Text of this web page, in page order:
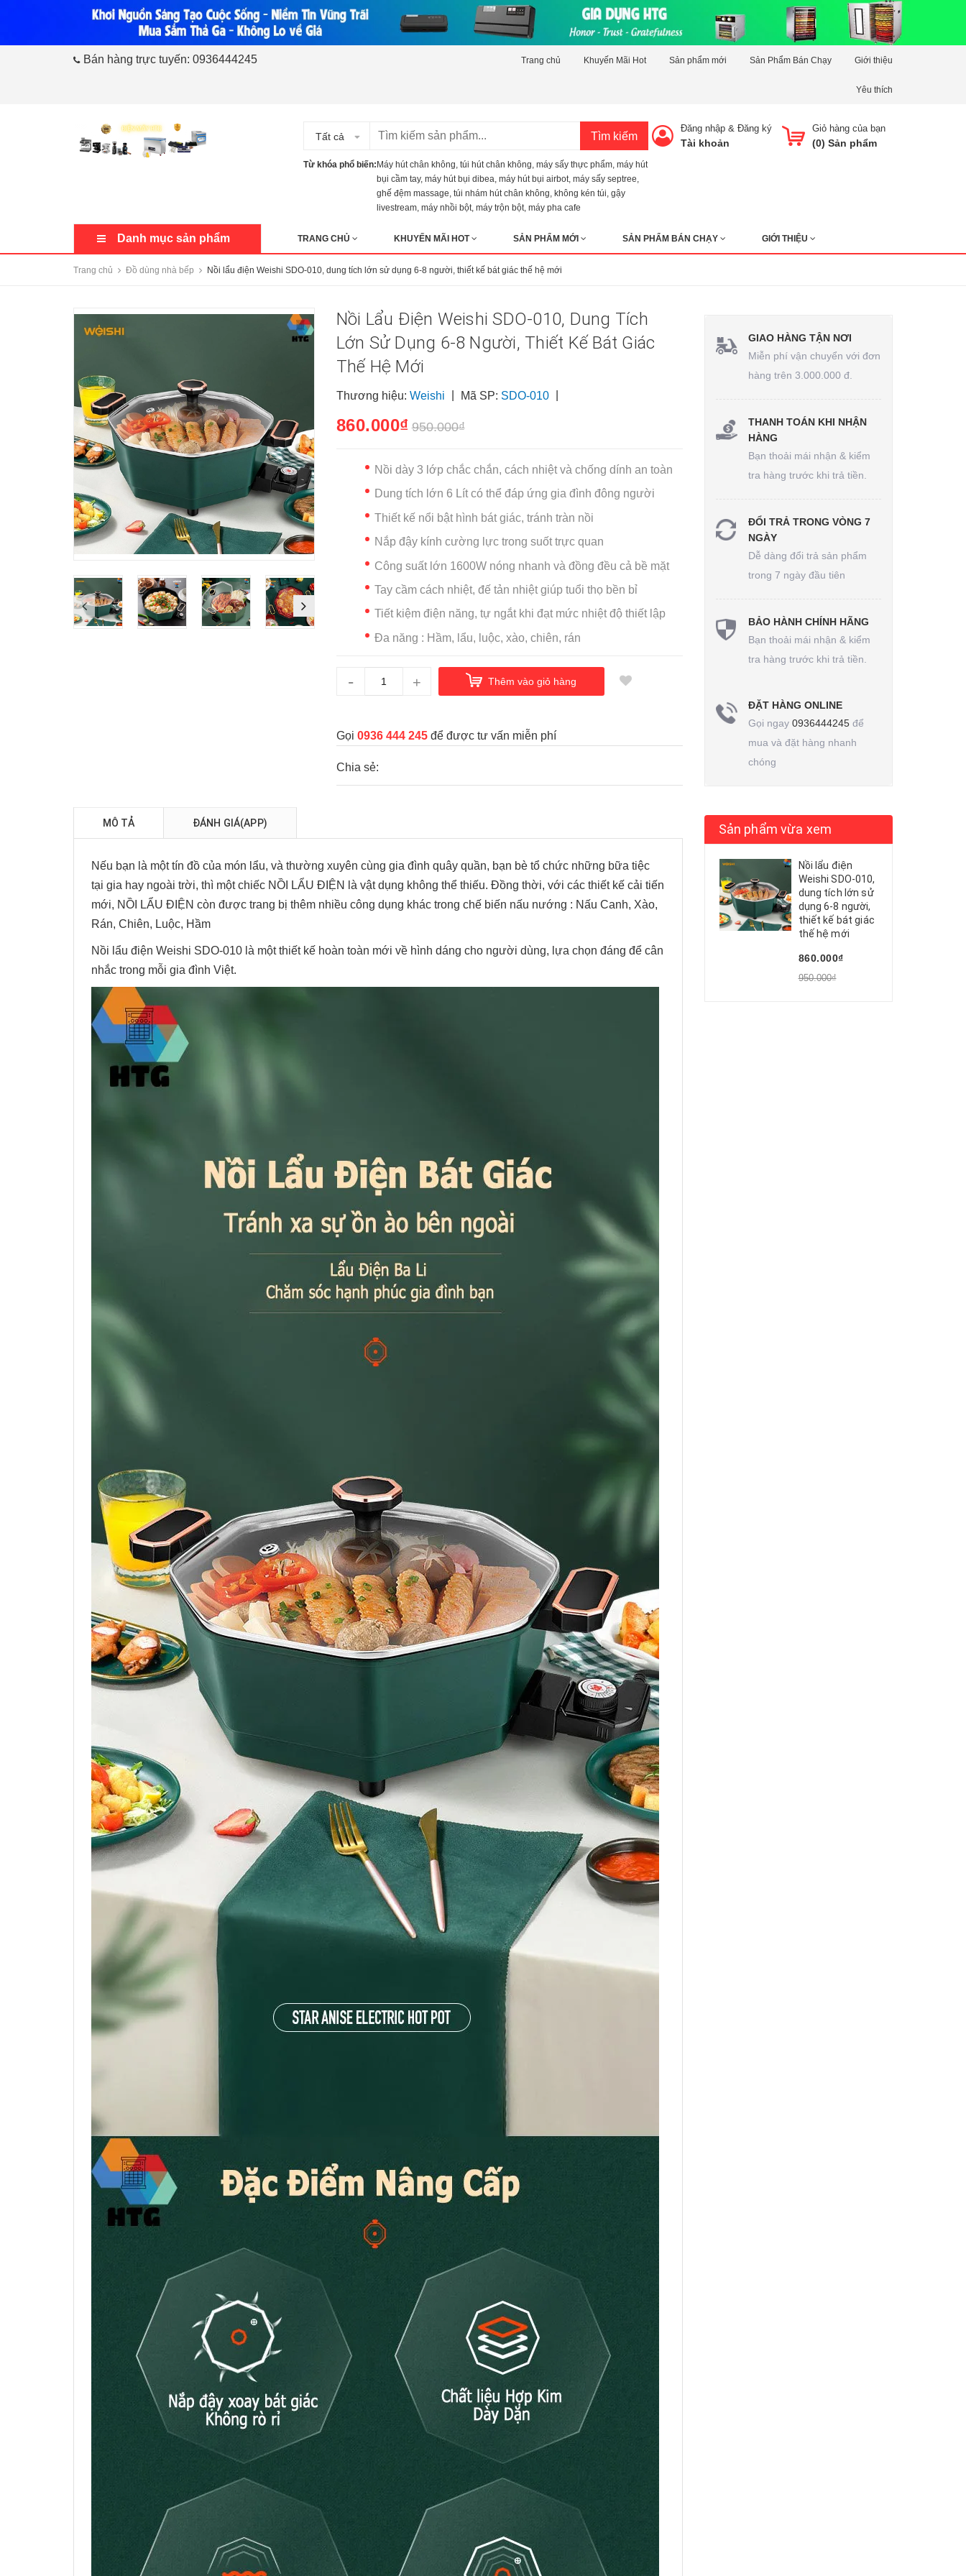
Bán hàng trực tuyến: 0936444245 Trang chủ Khuyến Mãi Hot Sản phẩm mới Sản Phẩm Bán Chạy Giới thiệu
Yêu thích
Tất cả Tìm kiếm
Từ khóa phổ biến: Máy hút chân không, túi hút chân không, máy sấy thực phẩm, máy hút
bụi cầm tay, máy hút bụi dibea, máy hút bụi airbot, máy sấy septree,
ghế đệm massage, túi nhám hút chân không, không kén túi, gậy
livestream, máy nhồi bột, máy trộn bột, máy pha cafe
Giỏ hàng của bạn
(0) Sản phẩm
Đăng nhập & Đăng ký
Tài khoản
Danh mục sản phẩm TRANG CHỦ KHUYẾN MÃI HOT SẢN PHẨM MỚI SẢN PHẨM BÁN CHẠY GIỚI THIỆU
Trang chủ Đồ dùng nhà bếp Nồi lẩu điện Weishi SDO-010, dung tích lớn sử dụng 6-8 người, thiết kế bát giác thế hệ mới
Nồi Lẩu Điện Weishi SDO-010, Dung Tích
Lớn Sử Dụng 6-8 Người, Thiết Kế Bát Giác
Thế Hệ Mới
Thương hiệu: Weishi Mã SP: SDO-010
860.000₫ 950.000₫
Nồi dày 3 lớp chắc chắn, cách nhiệt và chống dính an toàn
Dung tích lớn 6 Lít có thể đáp ứng gia đình đông người
Thiết kế nổi bật hình bát giác, tránh tràn nồi
Nắp đậy kính cường lực trong suốt trực quan
Công suất lớn 1600W nóng nhanh và đồng đều cả bề mặt
Tay cầm cách nhiệt, đế tản nhiệt giúp tuổi thọ bền bỉ
Tiết kiệm điện năng, tự ngắt khi đạt mức nhiệt độ thiết lập
Đa năng : Hầm, lẩu, luộc, xào, chiên, rán
- + Thêm vào giỏ hàng
Gọi 0936 444 245để được tư vấn miễn phí
Chia sẻ:
MÔ TẢ ĐÁNH GIÁ(APP)
Nếu bạn là một tín đồ của món lẩu, và thường xuyên cùng gia đình quây quần, bạn bè tổ chức những bữa tiệc
tại gia hay ngoài trời, thì một chiếc NỒI LẨU ĐIỆN là vật dụng không thể thiếu. Đồng thời, với các thiết kế cải tiến
mới, NỒI LẨU ĐIỆN còn được trang bị thêm nhiều công dụng khác trong chế biến nấu nướng : Nấu Canh, Xào,
Rán, Chiên, Luộc, Hầm
Nồi lẩu điện Weishi SDO-010 là một thiết kế hoàn toàn mới về hình dáng cho người dùng, lựa chọn đáng để cân
nhắc trong mỗi gia đình Việt.
GIAO HÀNG TẬN NƠI
Miễn phí vận chuyển với đơn
hàng trên 3.000.000 đ.
THANH TOÁN KHI NHẬN
HÀNG
Bạn thoải mái nhận & kiểm
tra hàng trước khi trả tiền.
ĐỔI TRẢ TRONG VÒNG 7
NGÀY
Dễ dàng đổi trả sản phẩm
trong 7 ngày đầu tiên
BẢO HÀNH CHÍNH HÃNG
Bạn thoải mái nhận & kiểm
tra hàng trước khi trả tiền.
ĐẶT HÀNG ONLINE
Gọi ngay 0936444245để
mua và đặt hàng nhanh
chóng
Sản phẩm vừa xem
Nồi lẩu điện
Weishi SDO-010,
dung tích lớn sử
dụng 6-8 người,
thiết kế bát giác
thế hệ mới
860.000₫
950.000₫